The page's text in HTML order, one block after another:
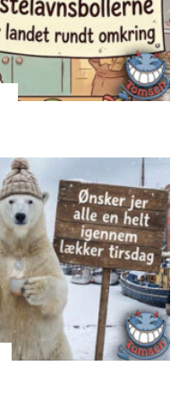
Comments
Comments